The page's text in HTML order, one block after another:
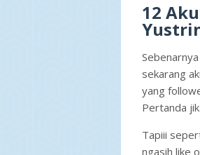
12
sekarang
yang
Pertanda
Tapiii
ngasih like